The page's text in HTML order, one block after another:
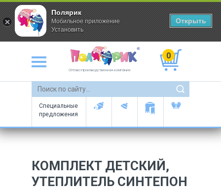
Оптово-производственная компания
0
Специальные
предложения
КОМПЛЕКТ ДЕТСКИЙ,
УТЕПЛИТЕЛЬ СИНТЕПОН
Полярик
Мобильное приложение
Установить
Открыть